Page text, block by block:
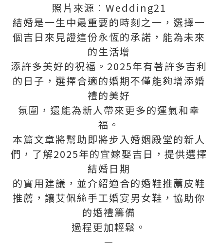
照片來源：Wedding21
結婚是一生中最重要的時刻之一，選擇一
個吉日來見證這份永恆的承諾，能為未來
的生活增
添許多美好的祝福。2025年有著許多吉利
的日子，選擇合適的婚期不僅能夠增添婚
禮的美好
氛圍，還能為新人帶來更多的運氣和幸
福。
本篇文章將幫助即將步入婚姻殿堂的新人
們，了解2025年的宜嫁娶吉日，提供選擇
結婚日期
的實用建議，並介紹適合的婚鞋推薦皮鞋
推薦，讓艾佩絲手工婚宴男女鞋，協助你
的婚禮籌備
過程更加輕鬆。
—